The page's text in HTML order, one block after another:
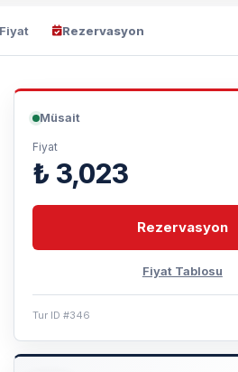
Rezervasyon
Müsait
Fiyat
₺ 3,023
Rezervasyon
Fiyat Tablosu
Tur ID #346